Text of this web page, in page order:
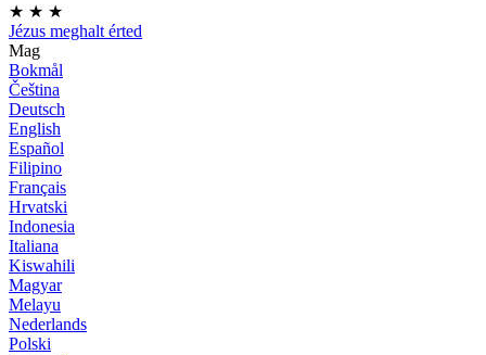
★ ★ ★
Jézus meghalt érted
Mag
Bokmål
Čeština
Deutsch
English
Español
Filipino
Français
Hrvatski
Indonesia
Italiana
Kiswahili
Magyar
Melayu
Nederlands
Polski